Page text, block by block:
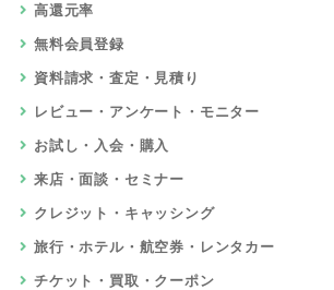
高還元率
無料会員登録
資料請求・査定・見積り
レビュー・アンケート・モニター
お試し・入会・購入
来店・面談・セミナー
クレジット・キャッシング
旅行・ホテル・航空券・レンタカー
チケット・買取・クーポン